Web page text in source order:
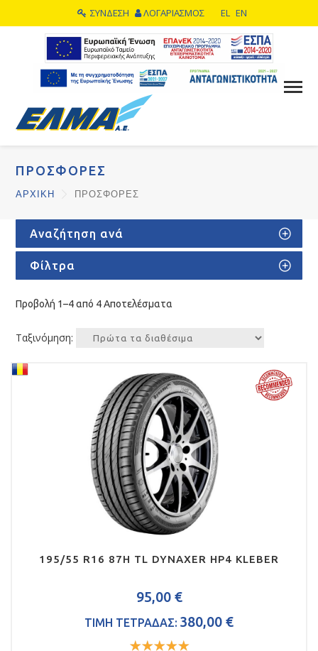
ΣΥΝΔΕΣΗ ΛΟΓΑΡΙΑΣΜΟΣ EL EN
ΠΡΟΣΦΟΡΕΣ
ΑΡΧΙΚΗ ΠΡΟΣΦΟΡΕΣ
Αναζήτηση ανά
Φίλτρα
Προβολή 1–4 από 4 Αποτελέσματα
Ταξινόμηση:
195/55 R16 87H TL DYNAXER HP4 KLEBER
95,00 €
ΤΙΜΗ ΤΕΤΡΑΔΑΣ: 380,00 €